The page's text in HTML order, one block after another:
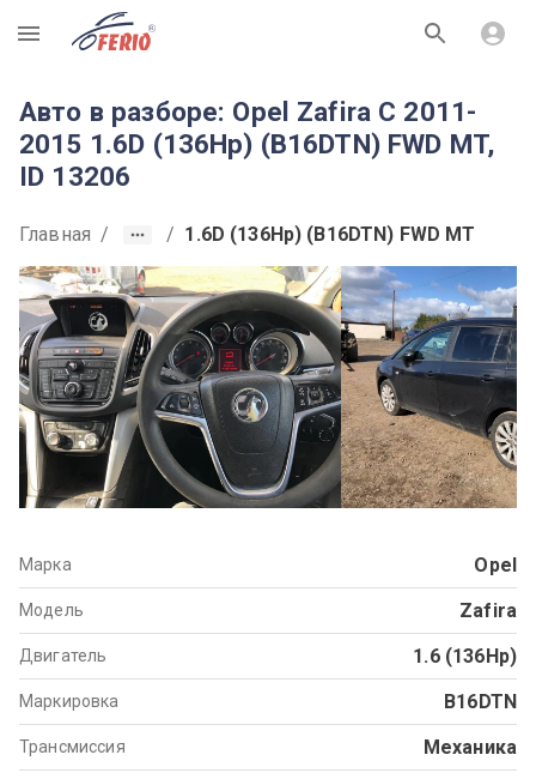
R
Авто в разборе: Opel Zafira C 2011-
2015 1.6D (136Hp) (B16DTN) FWD MT,
ID 13206
Главная / / 1.6D (136Hp) (B16DTN) FWD MT
Марка Opel
Модель Zafira
Двигатель 1.6 (136Hp)
Маркировка B16DTN
Трансмиссия Механика